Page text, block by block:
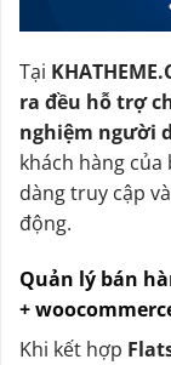
Tại
ra đều hỗ trợ
nghiệm người
khách hàng
dàng truy cập
động.
Quản lý bán
+
Khi kết hợp